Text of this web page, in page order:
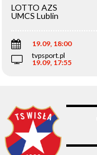
LOTTO AZS
UMCS Lublin
19.09, 18:00
tvpsport.pl
19.09, 17:55